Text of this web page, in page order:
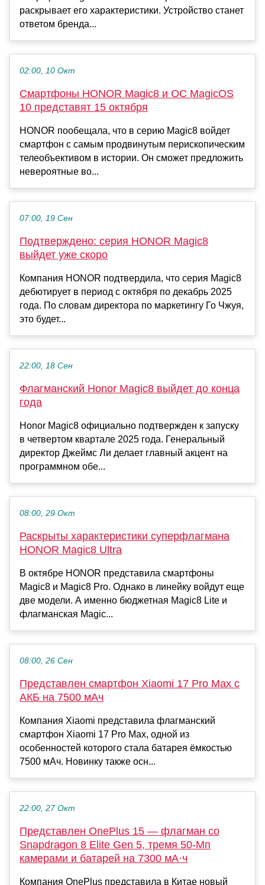
раскрывает его характеристики. Устройство станет
ответом бренда...
02:00, 10 Окт
Смартфоны HONOR Magic8 и ОС MagicOS
10 представят 15 октября
HONOR пообещала, что в серию Magic8 войдет
смартфон с самым продвинутым перископическим
телеобъективом в истории. Он сможет предложить
невероятные во...
07:00, 19 Сен
Подтверждено: серия HONOR Magic8
выйдет уже скоро
Компания HONOR подтвердила, что серия Magic8
дебютирует в период с октября по декабрь 2025
года. По словам директора по маркетингу Го Чжуя,
это будет...
22:00, 18 Сен
Флагманский Honor Magic8 выйдет до конца
года
Honor Magic8 официально подтвержден к запуску
в четвертом квартале 2025 года. Генеральный
директор Джеймс Ли делает главный акцент на
программном обе...
08:00, 29 Окт
Раскрыты характеристики суперфлагмана
HONOR Magic8 Ultra
В октябре HONOR представила смартфоны
Magic8 и Magic8 Pro. Однако в линейку войдут еще
две модели. А именно бюджетная Magic8 Lite и
флагманская Magic...
08:00, 26 Сен
Представлен смартфон Xiaomi 17 Pro Max с
АКБ на 7500 мАч
Компания Xiaomi представила флагманский
смартфон Xiaomi 17 Pro Max, одной из
особенностей которого стала батарея ёмкостью
7500 мАч. Новинку также осн...
22:00, 27 Окт
Представлен OnePlus 15 — флагман со
Snapdragon 8 Elite Gen 5, тремя 50-Мп
камерами и батарей на 7300 мА·ч
Компания OnePlus представила в Китае новый